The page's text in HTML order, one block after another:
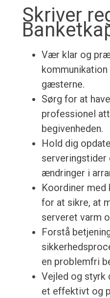
Skriver
Vær klar og
gæsterne.
Sørg for at
professionel
begivenheden.
Hold dig
serveringstider
ændringer i
Koordiner med
for at sikre, at
serveret varm
Forstå
en problemfri
Vejled og styrk
et effektivt og